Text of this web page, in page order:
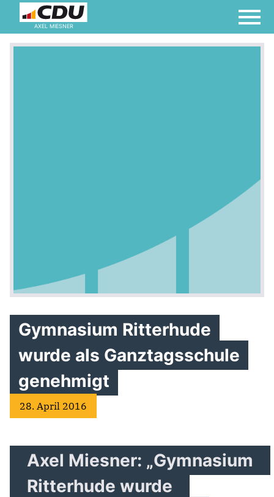
AXEL MIESNER
Gymnasium Ritterhude
wurde als Ganztagsschule
genehmigt
28. April 2016
Axel Miesner: „Gymnasium
Ritterhude wurde